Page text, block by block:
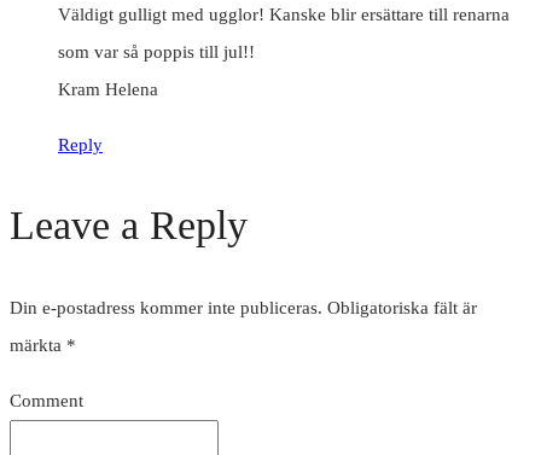
Väldigt gulligt med ugglor! Kanske blir ersättare till renarna
som var så poppis till jul!!
Kram Helena
Reply
Leave a Reply
Din e-postadress kommer inte publiceras. Obligatoriska fält är
märkta *
Comment